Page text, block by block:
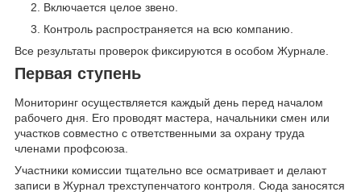
Включается целое звено.
Контроль распространяется на всю компанию.
Все результаты проверок фиксируются в особом Журнале.
Первая ступень
Мониторинг осуществляется каждый день перед началом
рабочего дня. Его проводят мастера, начальники смен или
участков совместно с ответственными за охрану труда
членами профсоюза.
Участники комиссии тщательно все осматривает и делают
записи в Журнал трехступенчатого контроля. Сюда заносятся